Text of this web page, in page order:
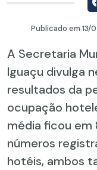
Publicado em 13/
A Secretaria
Iguaçu divulga
resultados da
ocupação
média ficou
números
hotéis, ambos